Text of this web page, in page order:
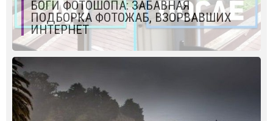
БОГИ ФОТОШОПА: ЗАБАВНАЯ
ПОДБОРКА ФОТОЖАБ, ВЗОРВАВШИХ
ИНТЕРНЕТ